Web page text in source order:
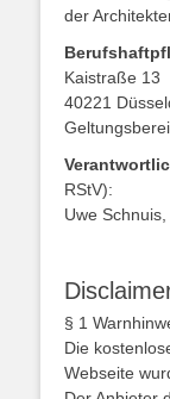
der
Kaistraße 13
40221
RStV):
Uwe
§ 1
Die
Webseite